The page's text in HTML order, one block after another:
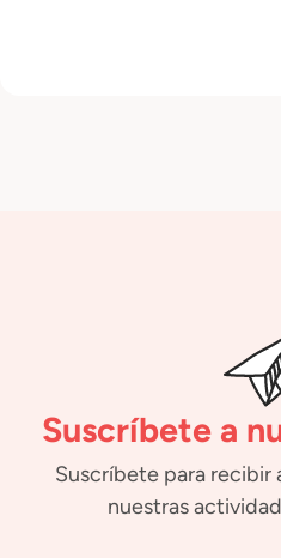
Suscríbete a
Suscríbete para recibir
nuestras